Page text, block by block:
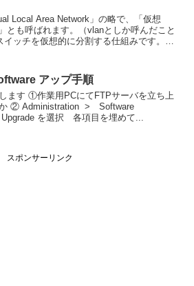
Local Area Network」の略で、「仮想
とも呼ばれます。（vlanとしか呼んだこと
ッチを仮想的に分割する仕組みです。
アップ手順
ます ①作業用PCにてFTPサーバを立ち上
② Administration > Software
を選択 各項目を埋めて...
スポンサーリンク